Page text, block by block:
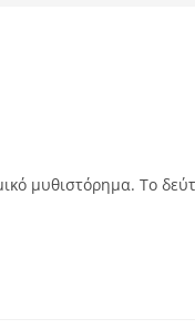
μυθιστόρημα. Το